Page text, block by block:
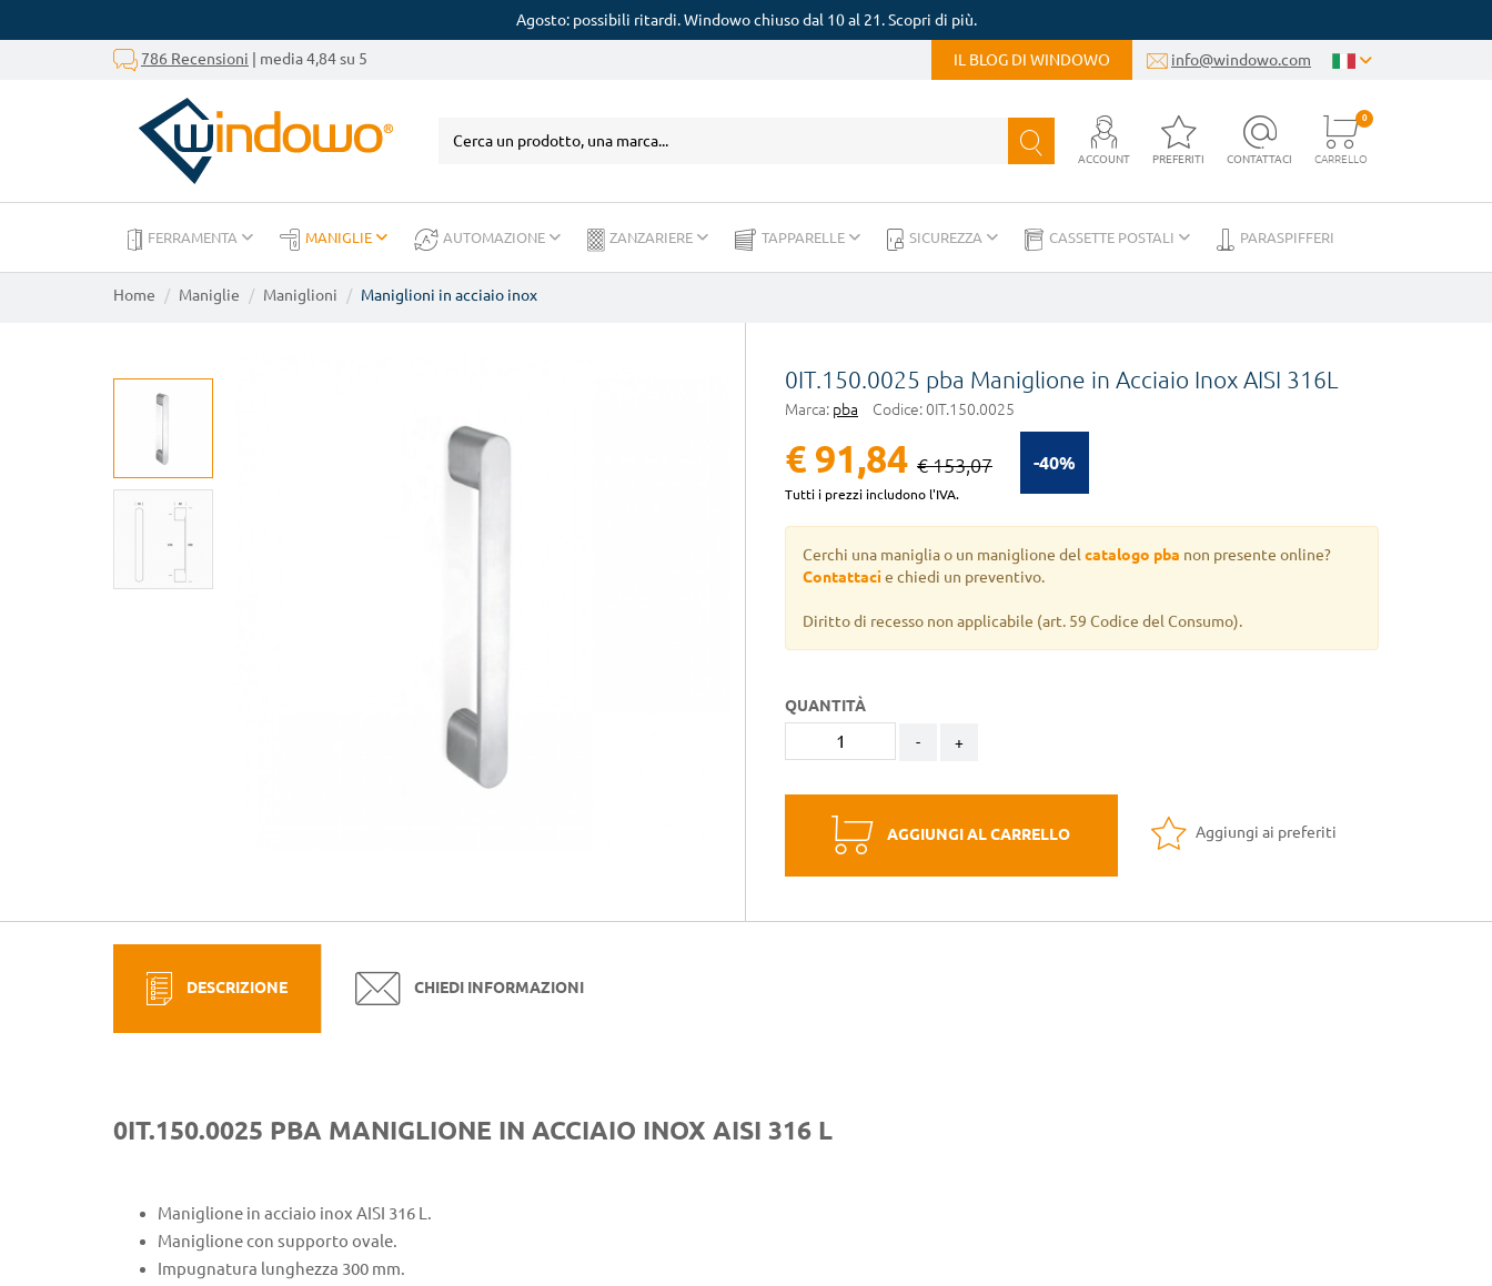
Agosto: possibili ritardi. Windowo chiuso dal 10 al 21. Scopri di più.
786 Recensioni | media 4,84 su 5 IL BLOG DI WINDOWO info@windowo.com
ACCOUNT PREFERITI CONTATTACI CARRELLO
0
FERRAMENTA MANIGLIE AUTOMAZIONE ZANZARIERE TAPPARELLE SICUREZZA CASSETTE POSTALI PARASPIFFERI
Home Maniglie Maniglioni Maniglioni in acciaio inox
0IT.150.0025 pba Maniglione in Acciaio Inox AISI 316L
Marca: pba Codice:0IT.150.0025
-40%
€ 91,84 € 153,07
Tutti i prezzi includono l'IVA.
Cerchi una maniglia o un maniglione del catalogo pba non presente online?
Contattacie chiedi un preventivo.
Diritto di recesso non applicabile (art. 59 Codice del Consumo).
QUANTITÀ
- +
AGGIUNGI AL CARRELLO Aggiungi ai preferiti
DESCRIZIONE CHIEDI INFORMAZIONI
0IT.150.0025 PBA MANIGLIONE IN ACCIAIO INOX AISI 316 L
Maniglione in acciaio inox AISI 316 L.
Maniglione con supporto ovale.
Impugnatura lunghezza 300 mm.